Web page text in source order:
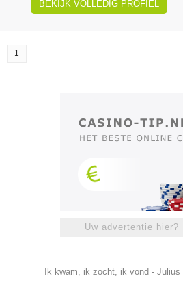
BEKIJK VOLLEDIG PROFIEL
1
Uw advertentie hier?
Ik kwam, ik zocht, ik vond - Julius